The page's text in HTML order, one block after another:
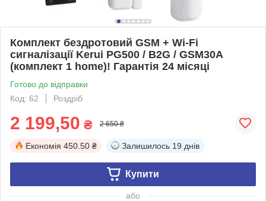
Комплект бездротовий GSM + Wi-Fi
сигналізації Kerui PG500 / B2G / GSM30А
(комплект 1 home)! Гарантія 24 місяці
Готово до відправки
Код: 62
Роздріб
2 199,50 ₴ 2 650 ₴
Економія 450.50 ₴ Залишилось 19 днів
Купити
або